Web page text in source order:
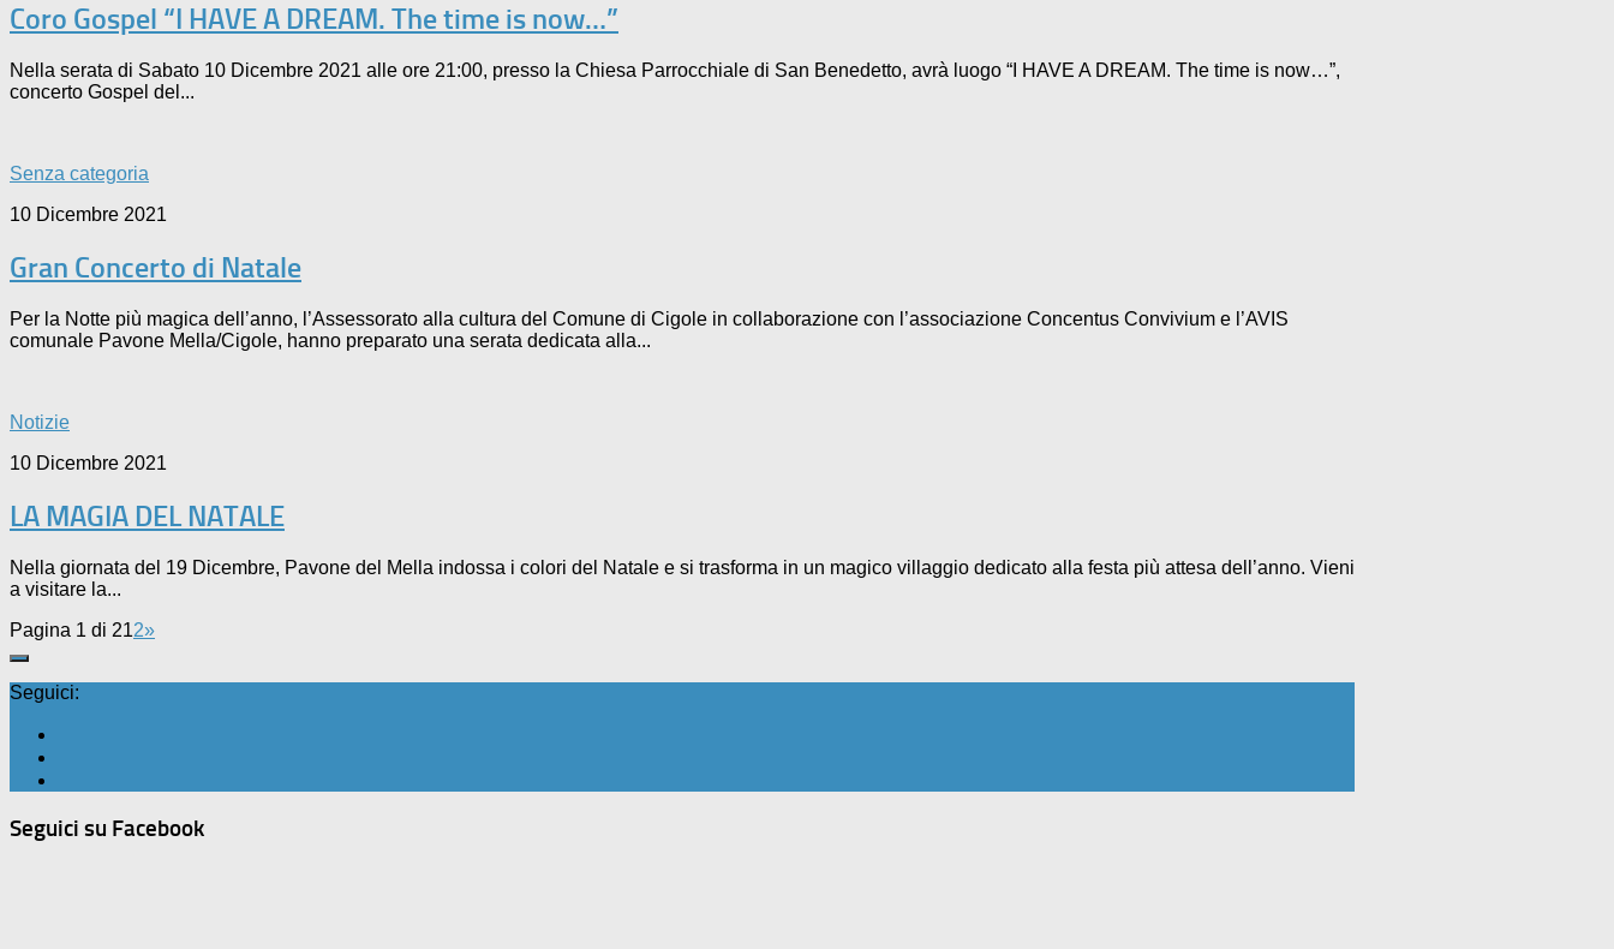
Coro Gospel “I HAVE A DREAM. The time is now…”
Nella serata di Sabato 10 Dicembre 2021 alle ore 21:00, presso la Chiesa Parrocchiale di San Benedetto, avrà luogo “I HAVE A DREAM. The time is now…”,
concerto Gospel del...
Senza categoria
10 Dicembre 2021
Gran Concerto di Natale
Per la Notte più magica dell’anno, l’Assessorato alla cultura del Comune di Cigole in collaborazione con l’associazione Concentus Convivium e l’AVIS
comunale Pavone Mella/Cigole, hanno preparato una serata dedicata alla...
Notizie
10 Dicembre 2021
LA MAGIA DEL NATALE
Nella giornata del 19 Dicembre, Pavone del Mella indossa i colori del Natale e si trasforma in un magico villaggio dedicato alla festa più attesa dell’anno. Vieni
a visitare la...
Pagina 1 di 212»
Seguici:
Seguici su Facebook